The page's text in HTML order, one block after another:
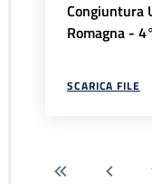
Congiuntura
Romagna -
SCARICA FILE